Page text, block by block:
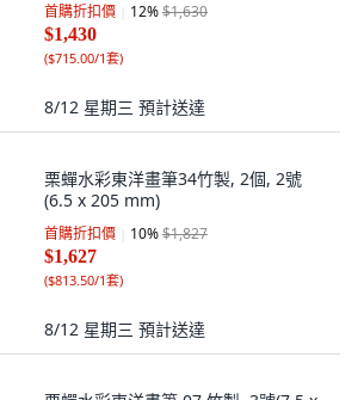
首購折扣價 12%$1,630
$1,430
($715.00/1套)
8/12 星期三 預計送達
栗蟬水彩東洋畫筆34竹製, 2個, 2號
(6.5 x 205 mm)
首購折扣價 10%$1,827
$1,627
($813.50/1套)
8/12 星期三 預計送達